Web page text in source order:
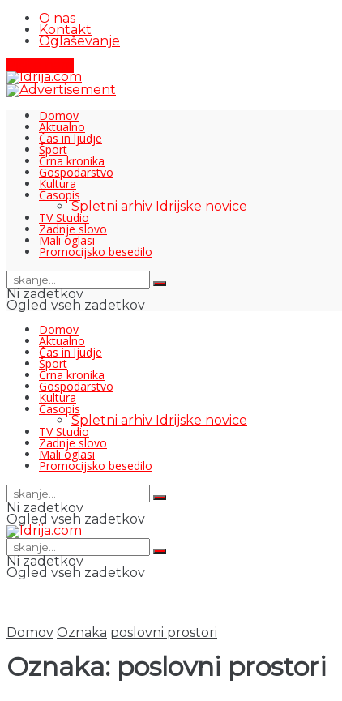
O nas
Kontakt
Oglaševanje
Domov
Aktualno
Čas in ljudje
Šport
Črna kronika
Gospodarstvo
Kultura
Časopis
Spletni arhiv Idrijske novice
TV Studio
Zadnje slovo
Mali oglasi
Promocijsko besedilo
Ni zadetkov
Ogled vseh zadetkov
Domov
Aktualno
Čas in ljudje
Šport
Črna kronika
Gospodarstvo
Kultura
Časopis
Spletni arhiv Idrijske novice
TV Studio
Zadnje slovo
Mali oglasi
Promocijsko besedilo
Ni zadetkov
Ogled vseh zadetkov
Ni zadetkov
Ogled vseh zadetkov
Domov Oznaka poslovni prostori
Oznaka: poslovni prostori